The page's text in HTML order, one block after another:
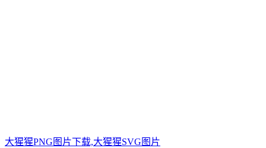
大猩猩PNG图片下载,大猩猩SVG图片